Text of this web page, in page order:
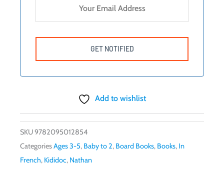
Add to wishlist
SKU9782095012854
CategoriesAges 3-5, Baby to 2, Board Books, Books, In
French, Kididoc, Nathan